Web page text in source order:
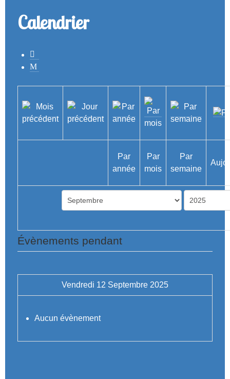
Calendrier
Par
année
Par
mois
Par
semaine
Évènements pendant
Vendredi 12 Septembre 2025
Aucun évènement